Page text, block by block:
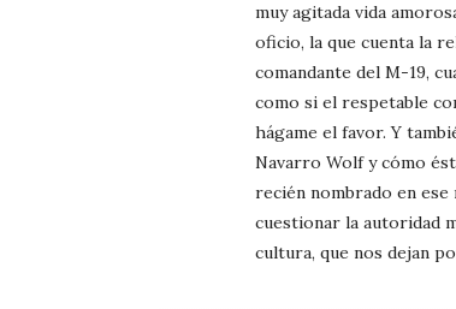
muy agitada vida
oficio, la que cuenta la
comandante del M-19,
como si el respetable
hágame el favor. Y
Navarro Wolf y cómo
recién nombrado en ese
cuestionar la autoridad
cultura, que nos dejan